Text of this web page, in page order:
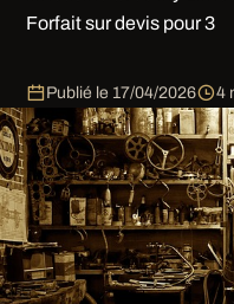
Forfait sur devis pour 3
Publié le 17/04/2026 4